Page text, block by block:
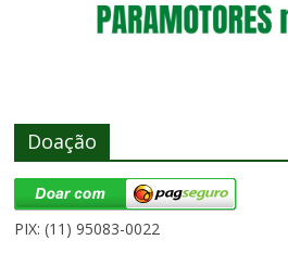
Doação
PIX: (11) 95083-0022